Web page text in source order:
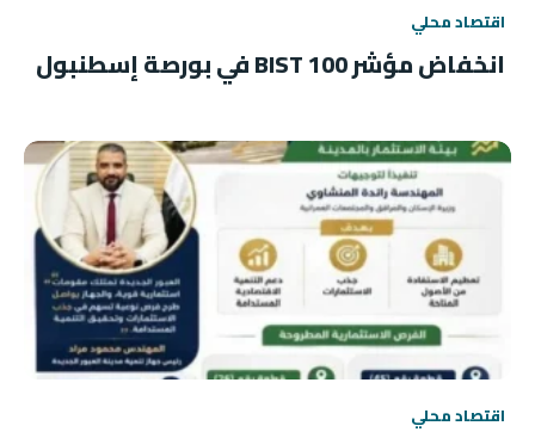
اقتصاد محلي
انخفاض مؤشر BIST 100 في بورصة إسطنبول
اقتصاد محلي